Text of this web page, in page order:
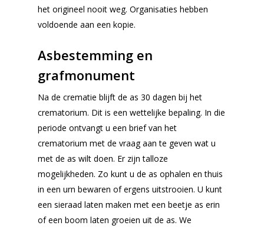
het origineel nooit weg. Organisaties hebben
voldoende aan een kopie.
Asbestemming en
grafmonument
Na de crematie blijft de as 30 dagen bij het
crematorium. Dit is een wettelijke bepaling. In die
periode ontvangt u een brief van het
crematorium met de vraag aan te geven wat u
met de as wilt doen. Er zijn talloze
mogelijkheden. Zo kunt u de as ophalen en thuis
in een urn bewaren of ergens uitstrooien. U kunt
een sieraad laten maken met een beetje as erin
of een boom laten groeien uit de as. We
Voor de uitvaart
Nu alvast doen